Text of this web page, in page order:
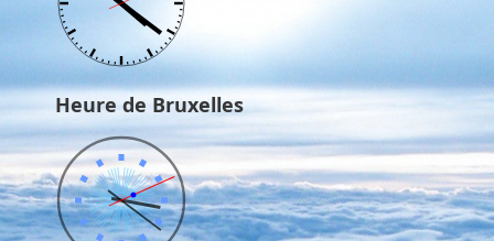
Heure de Bruxelles